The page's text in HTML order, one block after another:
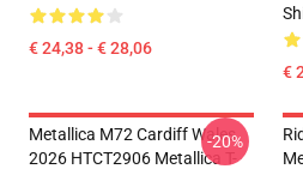
€ 24,38 - € 28,06
€
Metallica M72 Cardiff Wales
2026 HTCT2906 Metallica T-
-20%